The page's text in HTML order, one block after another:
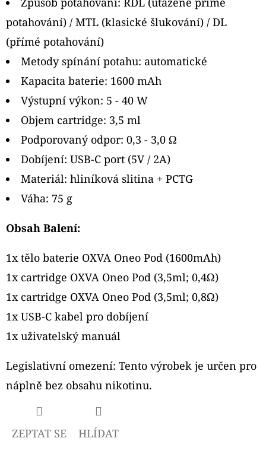
potahování) / MTL (klasické šlukování) / DL
(přímé potahování)
Metody spínání potahu: automatické
Kapacita baterie: 1600 mAh
Výstupní výkon: 5 - 40 W
Objem cartridge: 3,5 ml
Podporovaný odpor: 0,3 - 3,0 Ω
Dobíjení: USB-C port (5V / 2A)
Materiál: hliníková slitina + PCTG
Váha: 75 g
Obsah Balení:
1x tělo baterie OXVA Oneo Pod (1600mAh)
1x cartridge OXVA Oneo Pod (3,5ml; 0,4Ω)
1x cartridge OXVA Oneo Pod (3,5ml; 0,8Ω)
1x USB-C kabel pro dobíjení
1x uživatelský manuál
Legislativní omezení: Tento výrobek je určen pro
náplně bez obsahu nikotinu.
ZEPTAT SE HLÍDAT